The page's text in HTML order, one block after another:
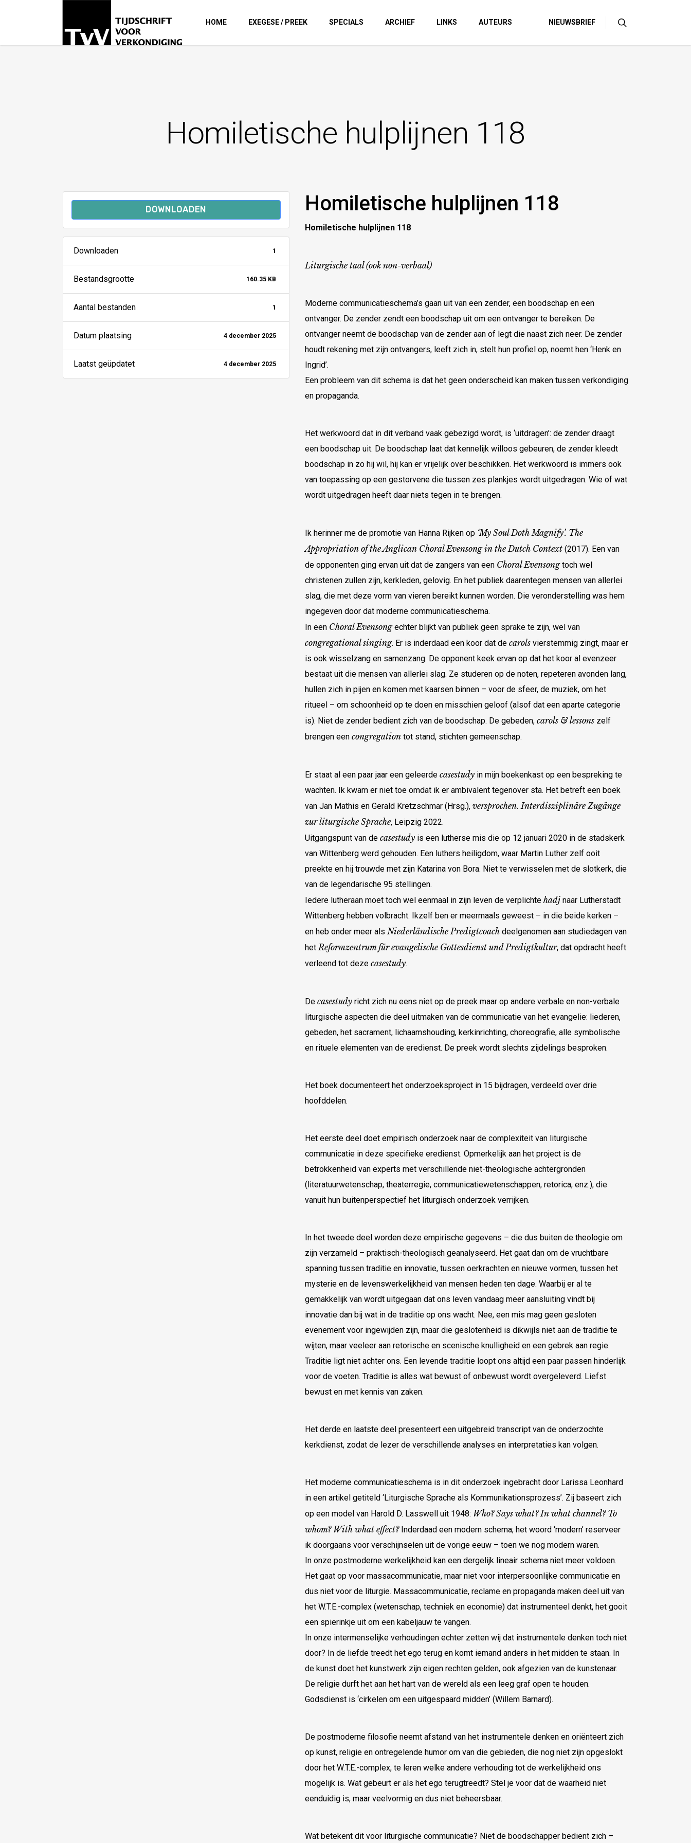
HOME EXEGESE / PREEK SPECIALS ARCHIEF LINKS AUTEURS NIEUWSBRIEF
Homiletische hulplijnen 118
DOWNLOADEN
Downloaden 1
Bestandsgrootte 160.35 KB
Aantal bestanden 1
Datum plaatsing 4 december 2025
Laatst geüpdatet 4 december 2025
Homiletische hulplijnen 118
Homiletische hulplijnen 118
Liturgische taal (ook non-verbaal)
Moderne communicatieschema’s gaan uit van een zender, een boodschap en een
ontvanger. De zender zendt een boodschap uit om een ontvanger te bereiken. De
ontvanger neemt de boodschap van de zender aan of legt die naast zich neer. De zender
houdt rekening met zijn ontvangers, leeft zich in, stelt hun profiel op, noemt hen ‘Henk en
Ingrid’.
Een probleem van dit schema is dat het geen onderscheid kan maken tussen verkondiging
en propaganda.
Het werkwoord dat in dit verband vaak gebezigd wordt, is ‘uitdragen’: de zender draagt
een boodschap uit. De boodschap laat dat kennelijk willoos gebeuren, de zender kleedt
boodschap in zo hij wil, hij kan er vrijelijk over beschikken. Het werkwoord is immers ook
van toepassing op een gestorvene die tussen zes plankjes wordt uitgedragen. Wie of wat
wordt uitgedragen heeft daar niets tegen in te brengen.
Ik herinner me de promotie van Hanna Rijken op ‘My Soul Doth Magnify’. The
Appropriation of the Anglican Choral Evensong in the Dutch Context (2017). Een van
de opponenten ging ervan uit dat de zangers van een Choral Evensongtoch wel
christenen zullen zijn, kerkleden, gelovig. En het publiek daarentegen mensen van allerlei
slag, die met deze vorm van vieren bereikt kunnen worden. Die veronderstelling was hem
ingegeven door dat moderne communicatieschema.
In een Choral Evensongechter blijkt van publiek geen sprake te zijn, wel van
congregational singing. Er is inderdaad een koor dat de carolsvierstemmig zingt, maar er
is ook wisselzang en samenzang. De opponent keek ervan op dat het koor al evenzeer
bestaat uit die mensen van allerlei slag. Ze studeren op de noten, repeteren avonden lang,
hullen zich in pijen en komen met kaarsen binnen – voor de sfeer, de muziek, om het
ritueel – om schoonheid op te doen en misschien geloof (alsof dat een aparte categorie
is). Niet de zender bedient zich van de boodschap. De gebeden, carols & lessons zelf
brengen een congregationtot stand, stichten gemeenschap.
Er staat al een paar jaar een geleerde casestudyin mijn boekenkast op een bespreking te
wachten. Ik kwam er niet toe omdat ik er ambivalent tegenover sta. Het betreft een boek
van Jan Mathis en Gerald Kretzschmar (Hrsg.), versprochen. Interdisziplinäre Zugänge
zur liturgische Sprache, Leipzig 2022.
Uitgangspunt van de casestudyis een lutherse mis die op 12 januari 2020 in de stadskerk
van Wittenberg werd gehouden. Een luthers heiligdom, waar Martin Luther zelf ooit
preekte en hij trouwde met zijn Katarina von Bora. Niet te verwisselen met de slotkerk, die
van de legendarische 95 stellingen.
Iedere lutheraan moet toch wel eenmaal in zijn leven de verplichte hadjnaar Lutherstadt
Wittenberg hebben volbracht. Ikzelf ben er meermaals geweest – in die beide kerken –
en heb onder meer als Niederländische Predigtcoachdeelgenomen aan studiedagen van
hetReformzentrum für evangelische Gottesdienst und Predigtkultur, dat opdracht heeft
verleend tot deze casestudy.
De casestudyricht zich nu eens niet op de preek maar op andere verbale en non-verbale
liturgische aspecten die deel uitmaken van de communicatie van het evangelie: liederen,
gebeden, het sacrament, lichaamshouding, kerkinrichting, choreografie, alle symbolische
en rituele elementen van de eredienst. De preek wordt slechts zijdelings besproken.
Het boek documenteert het onderzoeksproject in 15 bijdragen, verdeeld over drie
hoofddelen.
Het eerste deel doet empirisch onderzoek naar de complexiteit van liturgische
communicatie in deze specifieke eredienst. Opmerkelijk aan het project is de
betrokkenheid van experts met verschillende niet-theologische achtergronden
(literatuurwetenschap, theaterregie, communicatiewetenschappen, retorica, enz.), die
vanuit hun buitenperspectief het liturgisch onderzoek verrijken.
In het tweede deel worden deze empirische gegevens – die dus buiten de theologie om
zijn verzameld – praktisch-theologisch geanalyseerd. Het gaat dan om de vruchtbare
spanning tussen traditie en innovatie, tussen oerkrachten en nieuwe vormen, tussen het
mysterie en de levenswerkelijkheid van mensen heden ten dage. Waarbij er al te
gemakkelijk van wordt uitgegaan dat ons leven vandaag meer aansluiting vindt bij
innovatie dan bij wat in de traditie op ons wacht. Nee, een mis mag geen gesloten
evenement voor ingewijden zijn, maar die geslotenheid is dikwijls niet aan de traditie te
wijten, maar veeleer aan retorische en scenische knulligheid en een gebrek aan regie.
Traditie ligt niet achter ons. Een levende traditie loopt ons altijd een paar passen hinderlijk
voor de voeten. Traditie is alles wat bewust of onbewust wordt overgeleverd. Liefst
bewust en met kennis van zaken.
Het derde en laatste deel presenteert een uitgebreid transcript van de onderzochte
kerkdienst, zodat de lezer de verschillende analyses en interpretaties kan volgen.
Het moderne communicatieschema is in dit onderzoek ingebracht door Larissa Leonhard
in een artikel getiteld ‘Liturgische Sprache als Kommunikationsprozess’. Zij baseert zich
op een model van Harold D. Lasswell uit 1948: Who? Says what? In what channel? To
whom? With what effect? Inderdaad een modern schema; het woord ‘modern’ reserveer
ik doorgaans voor verschijnselen uit de vorige eeuw – toen we nog modern waren.
In onze postmoderne werkelijkheid kan een dergelijk lineair schema niet meer voldoen.
Het gaat op voor massacommunicatie, maar niet voor interpersoonlijke communicatie en
dus niet voor de liturgie. Massacommunicatie, reclame en propaganda maken deel uit van
het W.T.E.-complex (wetenschap, techniek en economie) dat instrumenteel denkt, het gooit
een spierinkje uit om een kabeljauw te vangen.
In onze intermenselijke verhoudingen echter zetten wij dat instrumentele denken toch niet
door? In de liefde treedt het ego terug en komt iemand anders in het midden te staan. In
de kunst doet het kunstwerk zijn eigen rechten gelden, ook afgezien van de kunstenaar.
De religie durft het aan het hart van de wereld als een leeg graf open te houden.
Godsdienst is ‘cirkelen om een uitgespaard midden’ (Willem Barnard).
De postmoderne filosofie neemt afstand van het instrumentele denken en oriënteert zich
op kunst, religie en ontregelende humor om van die gebieden, die nog niet zijn opgeslokt
door het W.T.E.-complex, te leren welke andere verhouding tot de werkelijkheid ons
mogelijk is. Wat gebeurt er als het ego terugtreedt? Stel je voor dat de waarheid niet
eenduidig is, maar veelvormig en dus niet beheersbaar.
Wat betekent dit voor liturgische communicatie? Niet de boodschapper bedient zich –